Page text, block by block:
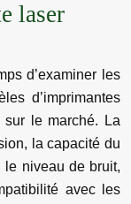
laser
d’examiner les
d’imprimantes
sur le marché. La
la capacité du
le niveau de bruit,
avec les